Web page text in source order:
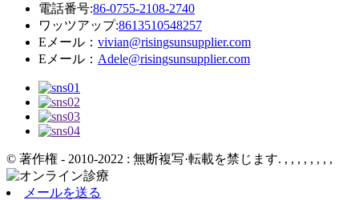
電話番号:86-0755-2108-2740
ワッツアップ:8613510548257
Eメール： vivian@risingsunsupplier.com
Eメール： Adele@risingsunsupplier.com
© 著作権 - 2010-2022 : 無断複写·転載を禁じます. , , , , , , , ,
メールを送る